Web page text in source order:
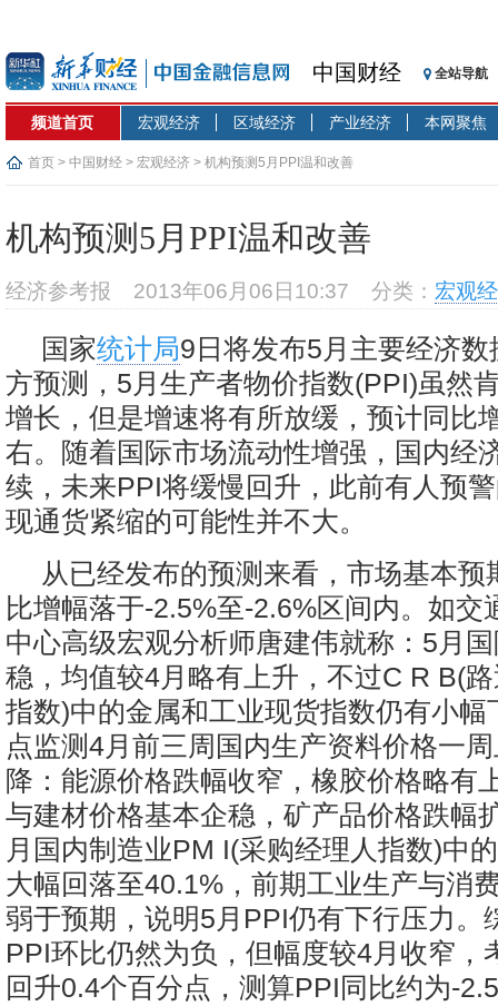
中国财经 全站导航
频道首页 宏观经济 区域经济 产业经济 本网聚焦
首页 > 中国财经 > 宏观经济 > 机构预测5月PPI温和改善
机构预测5月PPI温和改善
经济参考报 2013年06月06日10:37 分类： 宏观
国家统计局9日将发布5月主要经济
方预测，5月生产者物价指数(PPI)虽然
增长，但是增速将有所放缓，预计同比
右。随着国际市场流动性增强，国内经
续，未来PPI将缓慢回升，此前有人预
现通货紧缩的可能性并不大。
从已经发布的预测来看，市场基本预
比增幅落于-2.5%至-2.6%区间内。如交
中心高级宏观分析师唐建伟就称：5月
稳，均值较4月略有上升，不过C R B(
指数)中的金属和工业现货指数仍有小幅
点监测4月前三周国内生产资料价格一
降：能源价格跌幅收窄，橡胶价格略有
与建材价格基本企稳，矿产品价格跌幅
月国内制造业PM I(采购经理人指数)中
大幅回落至40.1%，前期工业生产与消
弱于预期，说明5月PPI仍有下行压力。
PPI环比仍然为负，但幅度较4月收窄，
回升0.4个百分点，测算PPI同比约为-